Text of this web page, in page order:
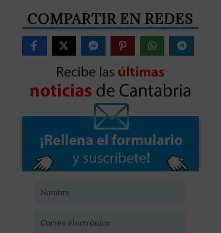
COMPARTIR EN REDES